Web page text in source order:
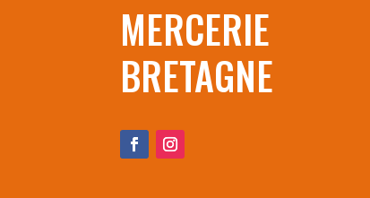
MERCERIE
BRETAGNE